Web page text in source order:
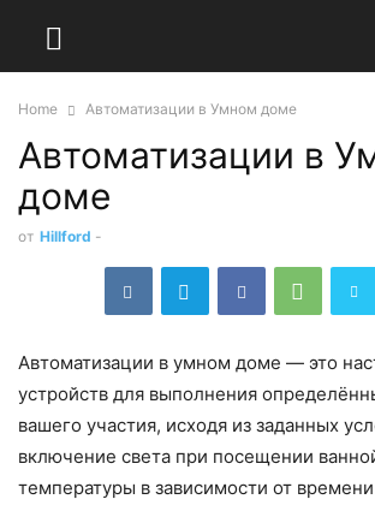
Home Автоматизации в Умном доме
Автоматизации в
доме
от Hillford -
Автоматизации в умном доме — это
устройств для выполнения
вашего участия, исходя из заданных
включение света при посещении
температуры в зависимости от